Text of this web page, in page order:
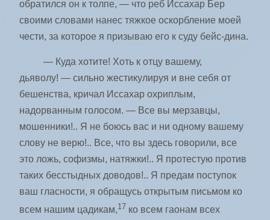
обратился он к толпе, — что реб Иссахар Бер
своими словами нанес тяжкое оскорбление моей
чести, за которое я призываю его к суду бейс-дина.
— Куда хотите! Хоть к отцу вашему,
дьяволу! — сильно жестикулируя и вне себя от
бешенства, кричал Иссахар охриплым,
надорванным голосом. — Все вы мерзавцы,
мошенники!.. Я не боюсь вас и ни одному вашему
слову не верю!.. Все, что вы здесь говорили, все
это ложь, софизмы, натяжки!.. Я протестую против
таких бесстыдных доводов!.. Я предам поступок
ваш гласности, я обращусь открытым письмом ко
всем нашим цадикам,17 ко всем гаонам всех